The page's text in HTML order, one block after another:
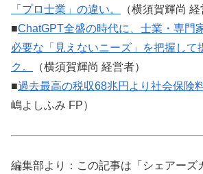
「プロ士業」の違い。
（横須賀輝尚 経
■ChatGPT全盛の時代に、士業・専門
必要な「見えないニーズ」を把握して
ク。
（横須賀輝尚 経営者）
■過去最高の税収68兆円より社会保険
嶋よしふみ FP）
編集部より：この記事は「シェアーズ